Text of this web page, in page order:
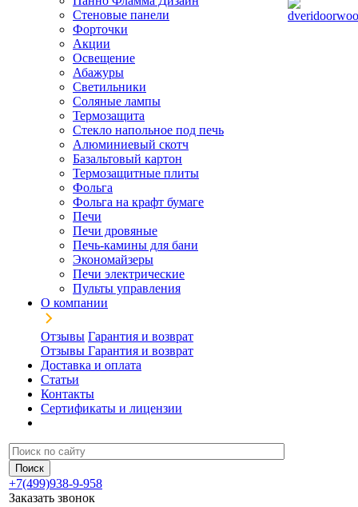
Стеновые панели
Форточки
Акции
Освещение
Абажуры
Светильники
Соляные лампы
Термозащита
Стекло напольное под печь
Алюминиевый скотч
Базальтовый картон
Термозащитные плиты
Фольга
Фольга на крафт бумаге
Печи
Печи дровяные
Печь-камины для бани
Экономайзеры
Печи электрические
Пульты управления
О компании
Отзывы Гарантия и возврат
Отзывы Гарантия и возврат
Доставка и оплата
Статьи
Контакты
Сертификаты и лицензии
+7(499)938-9-958
Заказать звонок